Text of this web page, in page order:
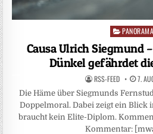
Posted
PANORAMA
Causa Ulrich Siegmund
Dünkel gefährdet
RSS-FEED 7.
Die Häme über Siegmunds
Doppelmoral. Dabei zeigt ein Blick
braucht kein Elite-Diplom.
Kommentar: